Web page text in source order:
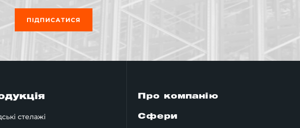
ПІДПИСАТИСЯ
стелажі
Про компанію
Сфери